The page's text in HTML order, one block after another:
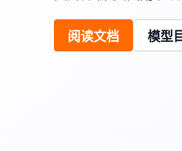
阅读文档 模型